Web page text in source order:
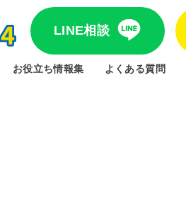
LINE相談
お役立ち情報集 よくある質問